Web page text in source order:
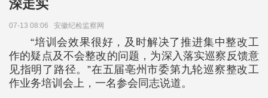
深走实
07-13 08:06 安徽纪检监察网
“培训会效果很好，及时解决了推进集中整改工
作的疑点及不会整改的问题，为深入落实巡察反馈意
见指明了路径。”在五届亳州市委第九轮巡察整改工
作业务培训会上，一名参会同志说道。